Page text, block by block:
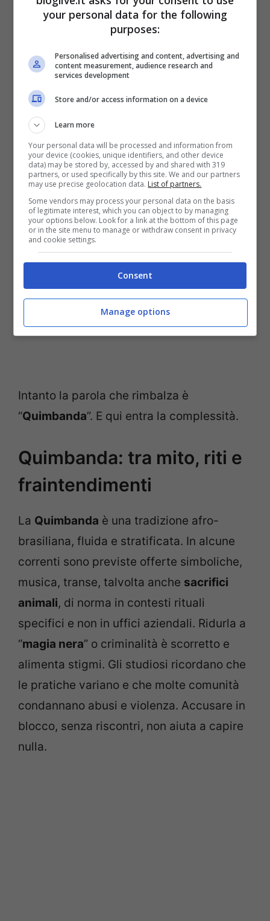
non sappiamo: la sorte dell’animale.
L’identità delle persone coinvolte. Il luogo
esatto dove sarebbe avvenuto il presunto
sacrificio. L’eventuale movente “rituale”.
Cosa è plausibile verificare: accessi ai
piani, ascensori, stanze chiuse; richieste di
pulizie straordinarie; anomalie nei rifiuti;
celle frigorifere e vani tecnici; incrocio tra
badge e immagini delletelecamere. Senza
questi riscontri, restano sospetti.
Intanto la parola che rimbalza è
“Quimbanda”. E qui entra la complessità.
Quimbanda: tra mito, riti e
fraintendimenti
La Quimbanda è una tradizione afro-
brasiliana, fluida e stratificata. In alcune
correnti sono previste offerte simboliche,
musica, transe, talvolta anche sacrifici
animali, di norma in contesti rituali
specifici e non in uffici aziendali. Ridurla a
“magia nera” o criminalità è scorretto e
alimenta stigmi. Gli studiosi ricordano che
le pratiche variano e che molte comunità
condannano abusi e violenza. Accusare in
blocco, senza riscontri, non aiuta a capire
nulla.
your personal data for the following
purposes:
Personalised advertising and content, advertising and
content measurement, audience research and
services development
Store and/or access information on a device
Learn more
Your personal data will be processed and information from
your device (cookies, unique identifiers, and other device
data) may be stored by, accessed by and shared with 319
partners, or used specifically by this site. We and our partners
may use precise geolocation data. List of partners.
Some vendors may process your personal data on the basis
of legitimate interest, which you can object to by managing
your options below. Look for a link at the bottom of this page
or in the site menu to manage or withdraw consent in privacy
and cookie settings.
Consent
Manage options